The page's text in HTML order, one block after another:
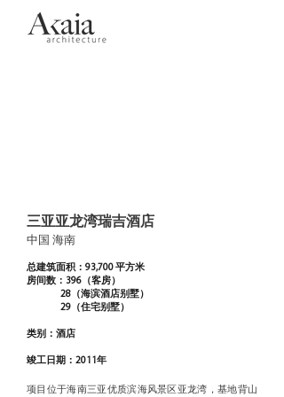
三亚亚龙湾瑞吉酒店
中国 海南
总建筑面积：93,700 平方米
房间数：396（客房）
28（海滨酒店别墅）
29（住宅别墅）
类别：酒店
竣工日期：2011年
项目位于海南三亚优质滨海风景区亚龙湾，基地背山